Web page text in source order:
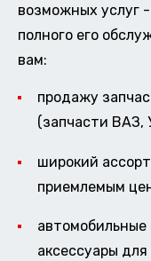
возможных услуг
полного его
вам:
продажу
(запчасти ВАЗ,
широкий
приемлемым
аксессуары